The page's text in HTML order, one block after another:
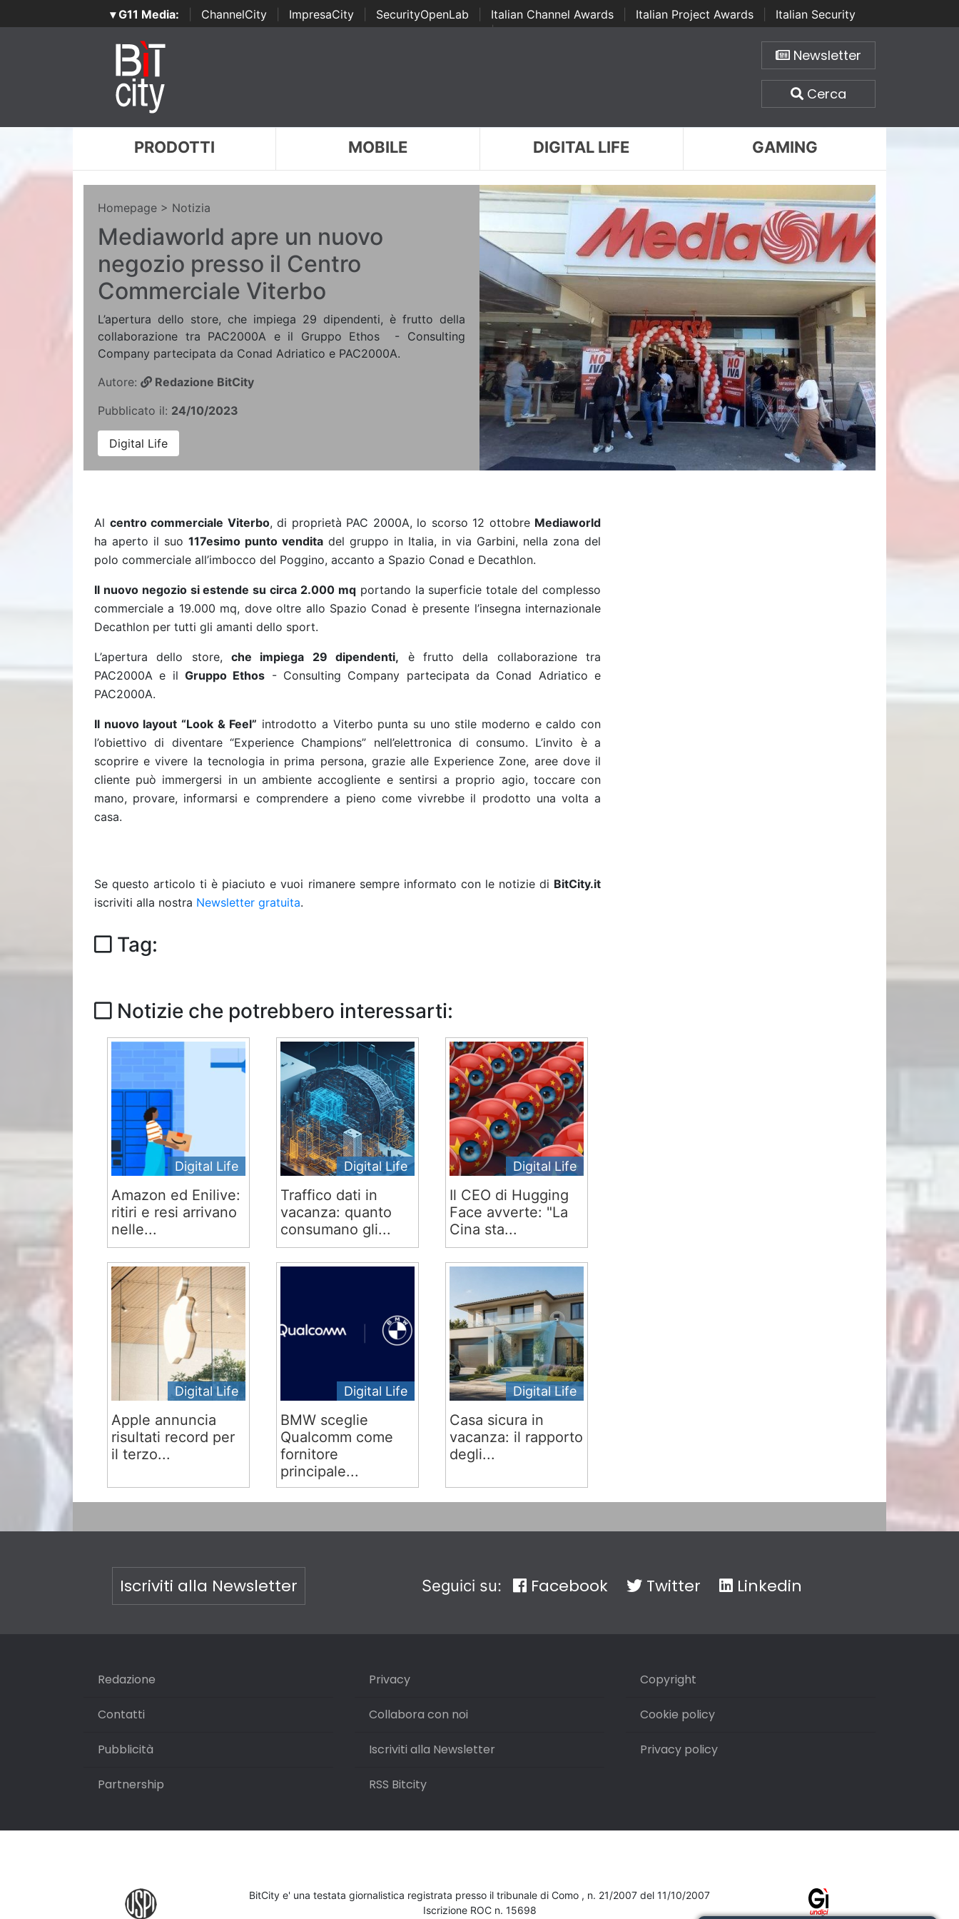
▾ G11 Media: ChannelCity ImpresaCity SecurityOpenLab Italian Channel Awards Italian Project Awards
Italian Security
Awards | ...
Newsletter
Cerca
PRODOTTI MOBILE DIGITAL LIFE GAMING
Homepage > Notizia
Mediaworld apre un nuovo
negozio presso il Centro
Commerciale Viterbo
L’apertura dello store, che impiega 29 dipendenti, è frutto della
collaborazione tra PAC2000A e il Gruppo Ethos - Consulting
Company partecipata da Conad Adriatico e PAC2000A.
Autore:
Redazione BitCity
Pubblicato il: 24/10/2023
Digital Life
Al centro commerciale Viterbo, di proprietà PAC 2000A, lo scorso 12 ottobre Mediaworld
ha aperto il suo 117esimo punto vendita del gruppo in Italia, in via Garbini, nella zona del
polo commerciale all’imbocco del Poggino, accanto a Spazio Conad e Decathlon.
Il nuovo negozio si estende su circa 2.000 mq portando la superficie totale del complesso
commerciale a 19.000 mq, dove oltre allo Spazio Conad è presente l’insegna internazionale
Decathlon per tutti gli amanti dello sport.
L’apertura dello store, che impiega 29 dipendenti,
è frutto della collaborazione tra
PAC2000A e il Gruppo Ethos - Consulting Company partecipata da Conad Adriatico e
PAC2000A.
Il nuovo layout “Look & Feel” introdotto a Viterbo punta su uno stile moderno e caldo con
l’obiettivo di diventare “Experience Champions” nell’elettronica di consumo. L’invito è a
scoprire e vivere la tecnologia in prima persona, grazie alle Experience Zone, aree dove il
cliente può immergersi in un ambiente accogliente e sentirsi a proprio agio, toccare con
mano, provare, informarsi e comprendere a pieno come vivrebbe il prodotto una volta a
casa.
Se questo articolo ti è piaciuto e vuoi rimanere sempre informato con le notizie di BitCity.it
iscriviti alla nostra Newsletter gratuita.
Tag:
Notizie che potrebbero interessarti:
Digital Life
Amazon ed Enilive:
ritiri e resi arrivano
nelle...
Digital Life
Traffico dati in
vacanza: quanto
consumano gli...
Digital Life
Il CEO di Hugging
Face avverte: "La
Cina sta...
Digital Life
Apple annuncia
risultati record per
il terzo...
Digital Life
BMW sceglie
Qualcomm come
fornitore
principale...
Digital Life
Casa sicura in
vacanza: il rapporto
degli...
Iscriviti alla Newsletter Seguici su: Facebook Twitter Linkedin
Redazione
Contatti
Pubblicità
Partnership
Privacy
Collabora con noi
Iscriviti alla Newsletter
RSS Bitcity
Copyright
Cookie policy
Privacy policy
BitCity e' una testata giornalistica registrata presso il tribunale di Como , n. 21/2007 del 11/10/2007
Iscrizione ROC n. 15698